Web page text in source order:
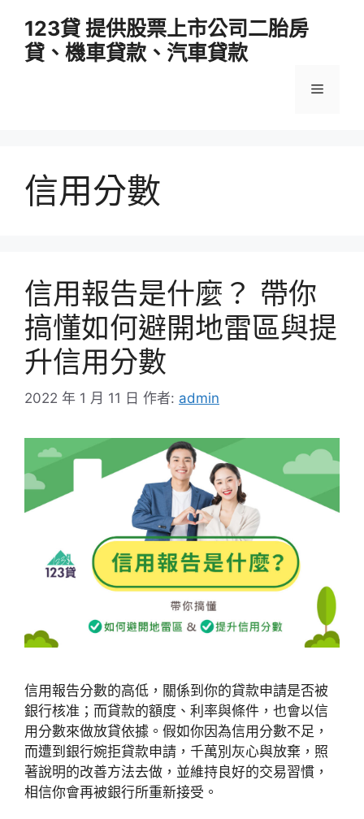
123貸 提供股票上市公司二胎房
貸、機車貸款、汽車貸款
選
信用分數
信用報告是什麼？ 帶你
搞懂如何避開地雷區與提
升信用分數
2022 年 1 月 11 日 作者: admin
信用報告分數的高低，關係到你的貸款申請是否被
銀行核准；而貸款的額度、利率與條件，也會以信
用分數來做放貸依據。假如你因為信用分數不足，
而遭到銀行婉拒貸款申請，千萬別灰心與放棄，照
著說明的改善方法去做，並維持良好的交易習慣，
相信你會再被銀行所重新接受。